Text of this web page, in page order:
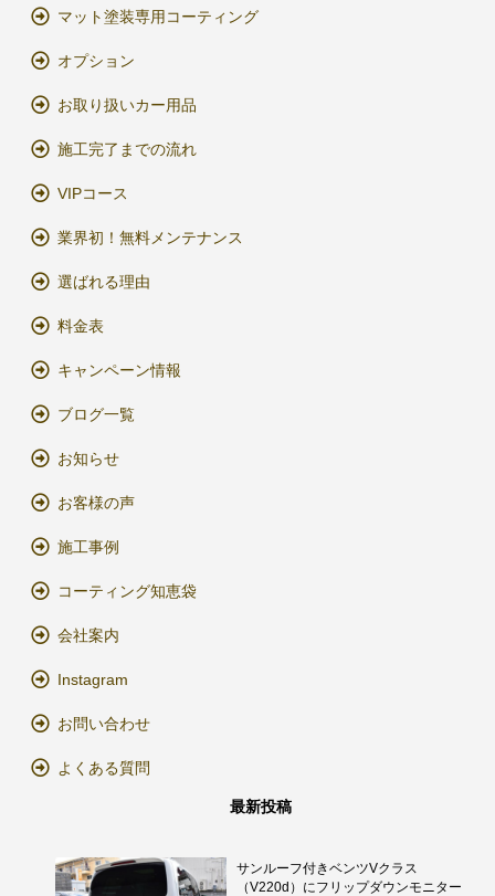
マット塗装専用コーティング
オプション
お取り扱いカー用品
施工完了までの流れ
VIPコース
業界初！無料メンテナンス
選ばれる理由
料金表
キャンペーン情報
ブログ一覧
お知らせ
お客様の声
施工事例
コーティング知恵袋
会社案内
Instagram
お問い合わせ
よくある質問
最新投稿
サンルーフ付きベンツVクラス
（V220d）にフリップダウンモニター